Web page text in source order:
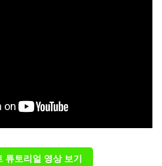
튜토리얼 영상 보기